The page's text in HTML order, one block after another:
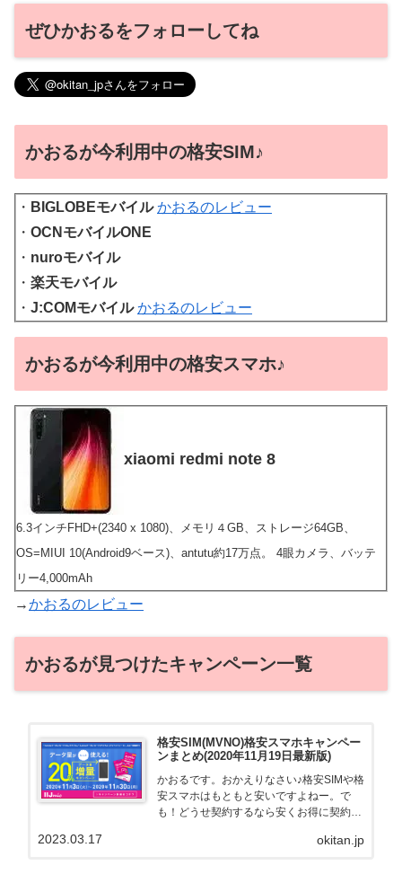
ぜひかおるをフォローしてね
かおるが今利用中の格安SIM♪
・ BIGLOBEモバイル かおるのレビュー
・ OCNモバイルONE
・ nuroモバイル
・ 楽天モバイル
・ J:COMモバイル かおるのレビュー
かおるが今利用中の格安スマホ♪
xiaomi redmi note 8
6.3インチFHD+(2340 x 1080)、メモリ４GB、ストレージ64GB、
OS=MIUI 10(Android9ベース)、antutu約17万点。 4眼カメラ、バッテ
リー4,000mAh
→かおるのレビュー
かおるが見つけたキャンペーン一覧
格安SIM(MVNO)格安スマホキャンペー
ンまとめ(2020年11月19日最新版)
かおるです。おかえりなさい♪格安SIMや格
安スマホはもともと安いですよねー。で
も！どうせ契約するなら安くお得に契約し
る自身も、そういう案件を常に狙ってます
okitan.jp
2023.03.17